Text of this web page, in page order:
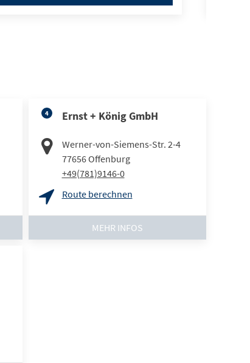
4 Ernst + König GmbH
Werner-von-Siemens-Str. 2-4
77656Offenburg
+49(781)9146-0
Route berechnen
MEHR INFOS